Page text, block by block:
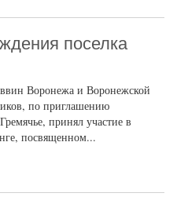
поселка
Воронежа и Воронежской
по приглашению
принял участие в
посвященном...